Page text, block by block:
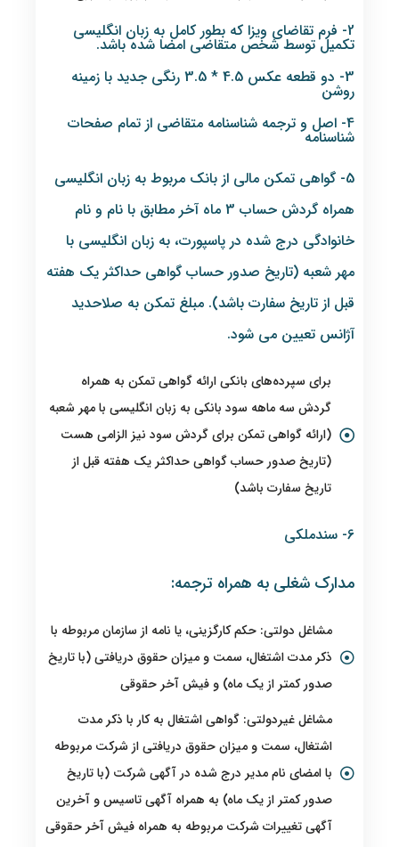
2- فرم تقاضای ویزا که بطور کامل به زبان انگلیسی
تکمیل توسط شخص متقاضی امضا شده باشد.
3- دو قطعه عکس 4.5 * 3.5 رنگی جدید با زمینه
روشن
4- اصل و ترجمه شناسنامه متقاضی از تمام صفحات
شناسنامه
5- گواهی تمکن مالی از بانک مربوط به زبان انگلیسی
همراه گردش حساب 3 ماه آخر مطابق با نام و نام
خانوادگی درج شده در پاسپورت، به زبان انگلیسی با
مهر شعبه (تاریخ صدور حساب گواهی حداکثر یک هفته
قبل از تاریخ سفارت باشد). مبلغ تمکن به صلاحدید
آژانس تعیین می شود.
برای سپرده‌های بانکی ارائه گواهی تمکن به همراه
گردش سه ماهه سود بانکی به زبان انگلیسی با مهر شعبه
(ارائه گواهی تمکن برای گردش سود نیز الزامی هست
(تاریخ صدور حساب گواهی حداکثر یک هفته قبل از
تاریخ سفارت باشد)
6- سندملکی
مدارک شغلی به همراه ترجمه:
مشاغل دولتی: حکم کارگزینی، یا نامه از سازمان مربوطه با
ذکر مدت اشتغال، سمت و میزان حقوق دریافتی (با تاریخ
صدور کمتر از یک ماه) و فیش آخر حقوقی
مشاغل غیردولتی: گواهی اشتغال به کار با ذکر مدت
اشتغال، سمت و میزان حقوق دریافتی از شرکت مربوطه
با امضای نام مدیر درج شده در آگهی شرکت (با تاریخ
صدور کمتر از یک ماه) به همراه آگهی تاسیس و آخرین
آگهی تغییرات شرکت مربوطه به همراه فیش آخر حقوقی